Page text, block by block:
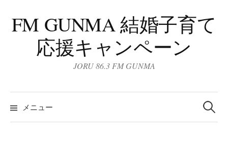
ン
テ
FM GUNMA 結婚子育て
応援キャンペーン
JORU 86.3 FM GUNMA
メニュー
検
索: